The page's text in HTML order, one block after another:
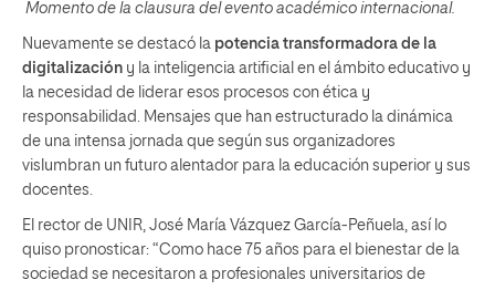
Momento de la clausura del evento académico internacional.
Nuevamente se destacó la potencia transformadora de la
digitalización y la inteligencia artificial en el ámbito educativo y
la necesidad de liderar esos procesos con ética y
responsabilidad. Mensajes que han estructurado la dinámica
de una intensa jornada que según sus organizadores
vislumbran un futuro alentador para la educación superior y sus
docentes.
El rector de UNIR, José María Vázquez García-Peñuela, así lo
quiso pronosticar: “Como hace 75 años para el bienestar de la
sociedad se necesitaron a profesionales universitarios de